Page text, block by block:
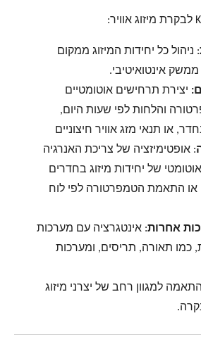
: ניהול כל יחידות המיזוג ממקום
אינטואיטיבי.
יצירת תרחישים אוטומטיים
והלחות לפי שעות היום,
או תנאי מזג אוויר חיצוניים
: אופטימיזציה של צריכת האנרגיה
של יחידות מיזוג בחדרים
או התאמת הטמפרטורה לפי לוח
אחרות: אינטגרציה עם מערכות
כמו תאורה, תריסים, ומערכות
למגוון רחב של יצרני מיזוג